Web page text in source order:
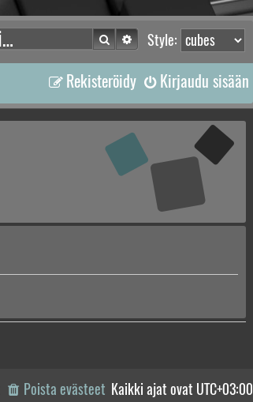
Style:
Etsi Tarkennettu haku
Kirjaudu sisään
Rekisteröidy
Kaikki ajat ovat UTC+03:00
Poista evästeet